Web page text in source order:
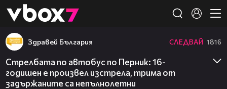
👾
Здравей България СЛЕДВАЙ 1816
Стрелбата по автобус по Перник: 16-
годишен е произвел изстрела, трима от
задържаните са непълнолетни